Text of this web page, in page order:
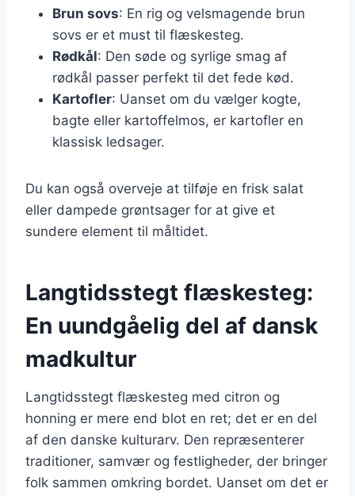
Brun sovs: En rig og velsmagende brun
sovs er et must til flæskesteg.
Rødkål: Den søde og syrlige smag af
rødkål passer perfekt til det fede kød.
Kartofler: Uanset om du vælger kogte,
bagte eller kartoffelmos, er kartofler en
klassisk ledsager.
Du kan også overveje at tilføje en frisk salat
eller dampede grøntsager for at give et
sundere element til måltidet.
Langtidsstegt flæskesteg:
En uundgåelig del af dansk
madkultur
Langtidsstegt flæskesteg med citron og
honning er mere end blot en ret; det er en del
af den danske kulturarv. Den repræsenterer
traditioner, samvær og festligheder, der bringer
folk sammen omkring bordet. Uanset om det er